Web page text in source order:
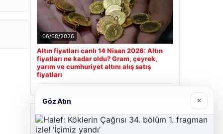
06/08/2026
Altın fiyatları canlı 14 Nisan 2026: Altın
fiyatları ne kadar oldu? Gram, çeyrek,
yarım ve cumhuriyet altını alış satış
fiyatları
Son Eklenen Firmalar
Göz Atın ×